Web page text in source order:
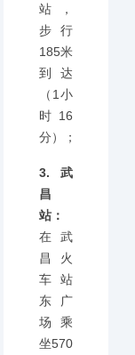
站，
步行
185米
到达
（1小
时16
分）；
3.武
昌
站：
在武
昌火
车站
东广
场乘
坐570